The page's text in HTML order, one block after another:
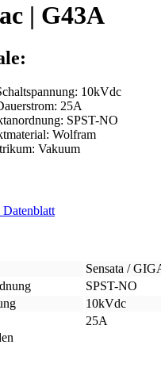
| G43A
10kVdc
25A
SPST-NO
Wolfram
Vakuum
Sensata /
SPST-NO
10kVdc
25A